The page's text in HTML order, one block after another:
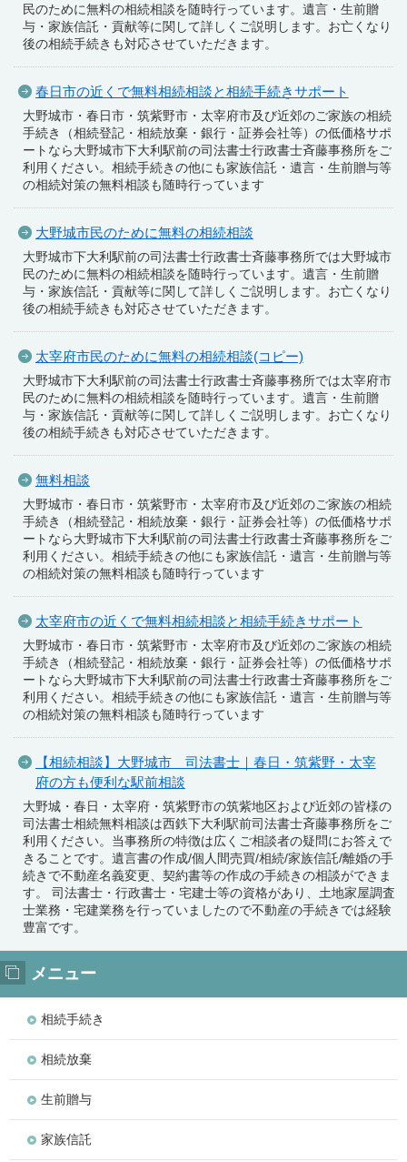
民のために無料の相続相談を随時行っています。遺言・生前贈
与・家族信託・貢献等に関して詳しくご説明します。お亡くなり
後の相続手続きも対応させていただきます。
春日市の近くで無料相続相談と相続手続きサポート
大野城市・春日市・筑紫野市・太宰府市及び近郊のご家族の相続
手続き（相続登記・相続放棄・銀行・証券会社等）の低価格サポ
ートなら大野城市下大利駅前の司法書士行政書士斉藤事務所をご
利用ください。相続手続きの他にも家族信託・遺言・生前贈与等
の相続対策の無料相談も随時行っています
大野城市民のために無料の相続相談
大野城市下大利駅前の司法書士行政書士斉藤事務所では大野城市
民のために無料の相続相談を随時行っています。遺言・生前贈
与・家族信託・貢献等に関して詳しくご説明します。お亡くなり
後の相続手続きも対応させていただきます。
太宰府市民のために無料の相続相談(コピー)
大野城市下大利駅前の司法書士行政書士斉藤事務所では太宰府市
民のために無料の相続相談を随時行っています。遺言・生前贈
与・家族信託・貢献等に関して詳しくご説明します。お亡くなり
後の相続手続きも対応させていただきます。
無料相談
大野城市・春日市・筑紫野市・太宰府市及び近郊のご家族の相続
手続き（相続登記・相続放棄・銀行・証券会社等）の低価格サポ
ートなら大野城市下大利駅前の司法書士行政書士斉藤事務所をご
利用ください。相続手続きの他にも家族信託・遺言・生前贈与等
の相続対策の無料相談も随時行っています
太宰府市の近くで無料相続相談と相続手続きサポート
大野城市・春日市・筑紫野市・太宰府市及び近郊のご家族の相続
手続き（相続登記・相続放棄・銀行・証券会社等）の低価格サポ
ートなら大野城市下大利駅前の司法書士行政書士斉藤事務所をご
利用ください。相続手続きの他にも家族信託・遺言・生前贈与等
の相続対策の無料相談も随時行っています
【相続相談】大野城市 司法書士｜春日・筑紫野・太宰
府の方も便利な駅前相談
大野城・春日・太宰府・筑紫野市の筑紫地区および近郊の皆様の
司法書士相続無料相談は西鉄下大利駅前司法書士斉藤事務所をご
利用ください。当事務所の特徴は広くご相談者の疑問にお答えで
きることです。遺言書の作成/個人間売買/相続/家族信託/離婚の手
続きで不動産名義変更、契約書等の作成の手続きの相談ができま
す。 司法書士・行政書士・宅建士等の資格があり、土地家屋調査
士業務・宅建業務を行っていましたので不動産の手続きでは経験
豊富です。
メニュー
相続手続き
相続放棄
生前贈与
家族信託